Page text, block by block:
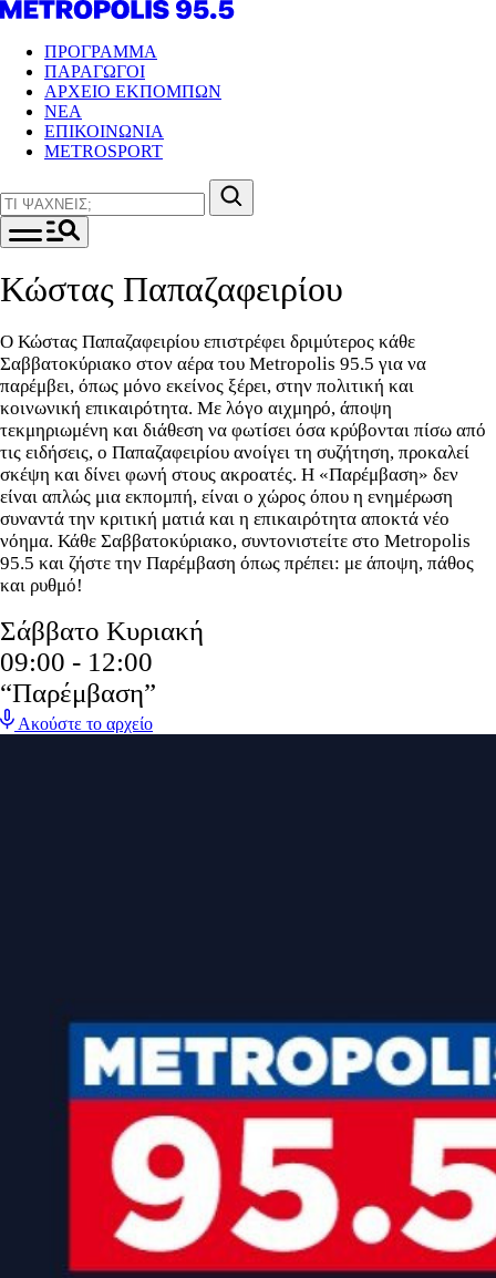
ΠΡΟΓΡΑΜΜΑ
ΠΑΡΑΓΩΓΟΙ
ΑΡΧΕΙΟ ΕΚΠΟΜΠΩΝ
ΝΕΑ
ΕΠΙΚΟΙΝΩΝΙΑ
METROSPORT
Κώστας Παπαζαφειρίου
Ο Κώστας Παπαζαφειρίου επιστρέφει δριμύτερος κάθε
Σαββατοκύριακο στον αέρα του Metropolis 95.5 για να
παρέμβει, όπως μόνο εκείνος ξέρει, στην πολιτική και
κοινωνική επικαιρότητα. Με λόγο αιχμηρό, άποψη
τεκμηριωμένη και διάθεση να φωτίσει όσα κρύβονται πίσω από
τις ειδήσεις, ο Παπαζαφειρίου ανοίγει τη συζήτηση, προκαλεί
σκέψη και δίνει φωνή στους ακροατές. Η «Παρέμβαση» δεν
είναι απλώς μια εκπομπή, είναι ο χώρος όπου η ενημέρωση
συναντά την κριτική ματιά και η επικαιρότητα αποκτά νέο
νόημα. Κάθε Σαββατοκύριακο, συντονιστείτε στο Metropolis
95.5 και ζήστε την Παρέμβαση όπως πρέπει: με άποψη, πάθος
και ρυθμό!
Σάββατο Κυριακή
09:00 - 12:00
“Παρέμβαση”
Ακούστε το αρχείο